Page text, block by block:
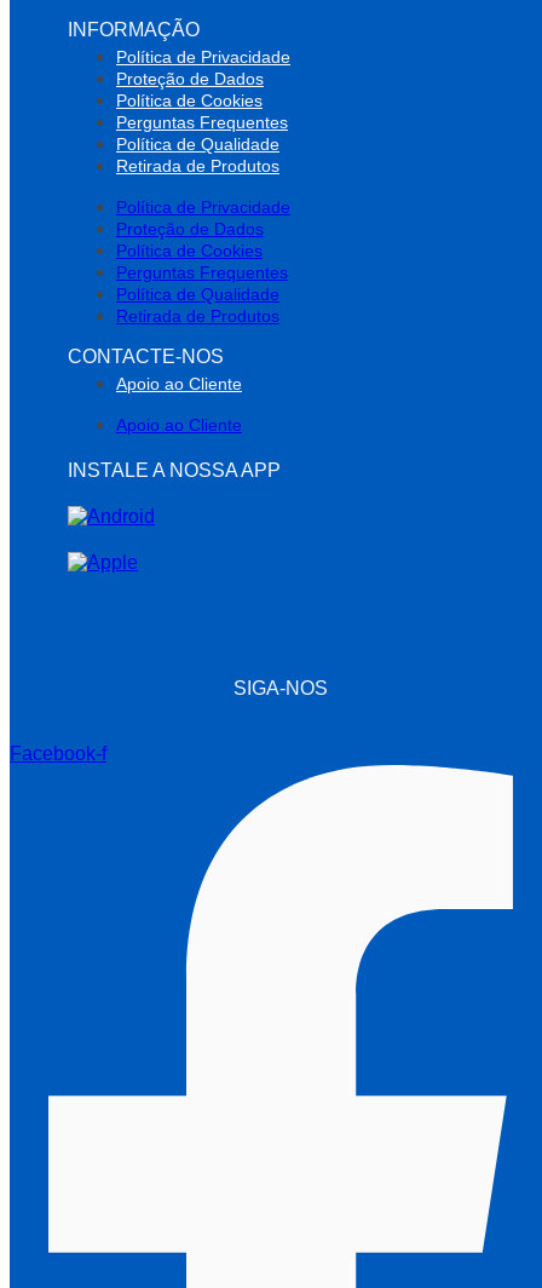
INFORMAÇÃO
Política de Privacidade
Proteção de Dados
Política de Cookies
Perguntas Frequentes
Política de Qualidade
Retirada de Produtos
Política de Privacidade
Proteção de Dados
Política de Cookies
Perguntas Frequentes
Política de Qualidade
Retirada de Produtos
CONTACTE-NOS
Apoio ao Cliente
Apoio ao Cliente
INSTALE A NOSSA APP
SIGA-NOS
Facebook-f